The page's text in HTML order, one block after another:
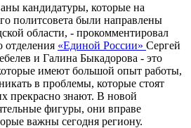
кандидатуры, которые на
политсовета были направлены
области, - прокомментировал
отделения «Единой России» Сергей
и Галина Быкадорова - это
имеют большой опыт работы,
в проблемы, которые стоят
прекрасно знают. В новой
фигуры, они вправе
важны сегодня региону.